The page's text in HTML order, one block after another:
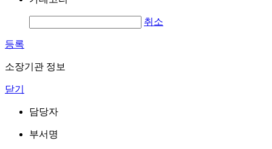
취소
등록
소장기관 정보
닫기
담당자
부서명